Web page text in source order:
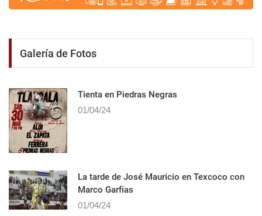
Galería de Fotos
Tienta en Piedras Negras
01/04/24
La tarde de José Mauricio en Texcoco con
Marco Garfías
01/04/24